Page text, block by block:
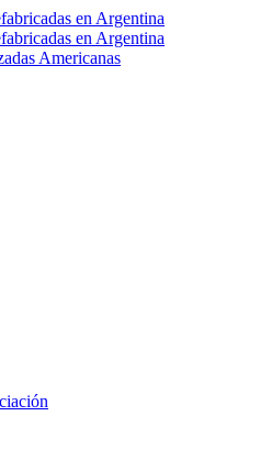
Americanas